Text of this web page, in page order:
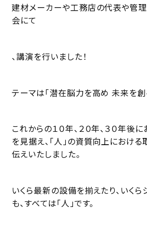
建材メーカーや工務店の代表や管
会にて
、講演を行いました！
テーマは「潜在脳力を高め 未来を創
これからの１０年、２０年、３０年後
を見据え、「人」の資質向上におけ
伝えいたしました。
いくら最新の設備を揃えたり、いく
も、すべては「人」です。